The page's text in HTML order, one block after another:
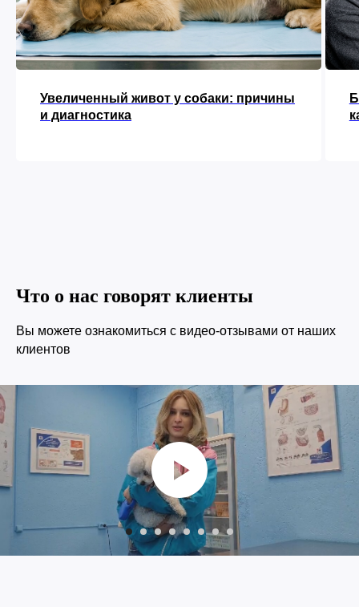
Увеличенный живот у собаки: причины
и диагностика
Что о нас говорят клиенты
Вы можете ознакомиться с видео-отзывами от наших
клиентов